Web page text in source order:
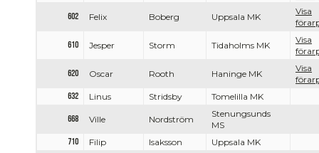
602 Felix Boberg Uppsala MK
Visa
610 Jesper Storm Tidaholms MK
Visa
620 Oscar Rooth Haninge MK
Visa
632
Linus Stridsby Tomelilla MK
668 Ville Nordström
Stenungsunds
MS
710
Filip Isaksson Uppsala MK